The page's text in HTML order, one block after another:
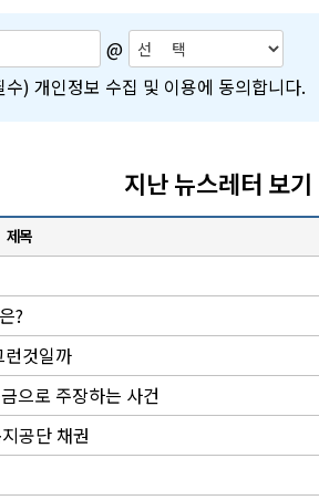
@
수) 개인정보 수집 및 이용에 동의합니다.
지난 뉴스레터 보기
제목
?
것일까
으로 주장하는 사건
공단 채권